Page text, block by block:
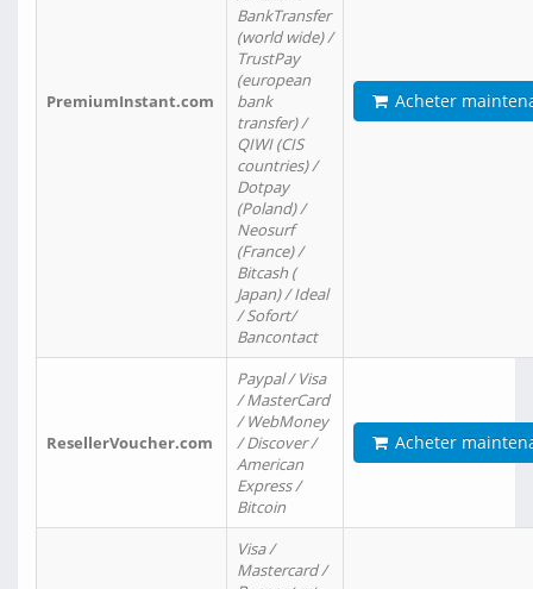
PremiumInstant.com
BankTransfer
(world wide) /
TrustPay
(european
bank
transfer) /
QIWI (CIS
countries) /
Dotpay
(Poland) /
Neosurf
(France) /
Bitcash (
Japan) / Ideal
/ Sofort/
Bancontact
Acheter
ResellerVoucher.com
Paypal / Visa
/ MasterCard
/ WebMoney
/ Discover /
American
Express /
Bitcoin
Acheter
Visa /
Mastercard /